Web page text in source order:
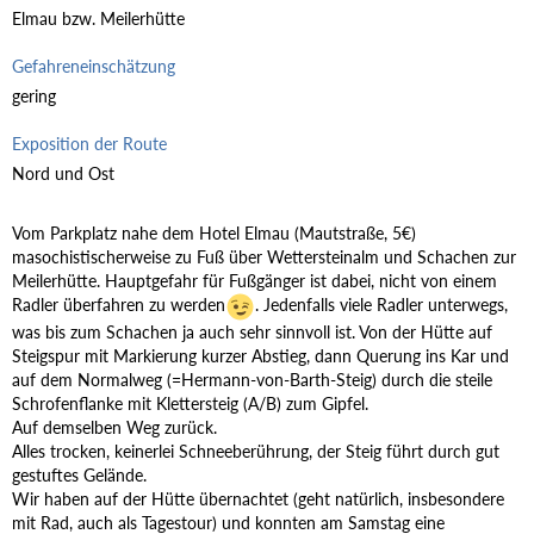
Elmau bzw. Meilerhütte
Gefahreneinschätzung
gering
Exposition der Route
Nord und Ost
Vom Parkplatz nahe dem Hotel Elmau (Mautstraße, 5€)
masochistischerweise zu Fuß über Wettersteinalm und Schachen zur
Meilerhütte. Hauptgefahr für Fußgänger ist dabei, nicht von einem
Radler überfahren zu werden
. Jedenfalls viele Radler unterwegs,
was bis zum Schachen ja auch sehr sinnvoll ist. Von der Hütte auf
Steigspur mit Markierung kurzer Abstieg, dann Querung ins Kar und
auf dem Normalweg (=Hermann-von-Barth-Steig) durch die steile
Schrofenflanke mit Klettersteig (A/B) zum Gipfel.
Auf demselben Weg zurück.
Alles trocken, keinerlei Schneeberührung, der Steig führt durch gut
gestuftes Gelände.
Wir haben auf der Hütte übernachtet (geht natürlich, insbesondere
mit Rad, auch als Tagestour) und konnten am Samstag eine